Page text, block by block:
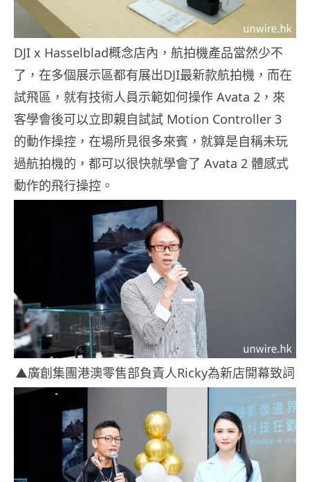
DJI x Hasselblad概念店內，航拍機產品當然少不
了，在多個展示區都有展出DJI最新款航拍機，而在
試飛區，就有技術人員示範如何操作 Avata 2，來
客學會後可以立即親自試試 Motion Controller 3
的動作操控，在場所見很多來賓，就算是自稱未玩
過航拍機的，都可以很快就學會了 Avata 2 體感式
動作的飛行操控。
▲廣創集團港澳零售部負責人Ricky為新店開幕致詞